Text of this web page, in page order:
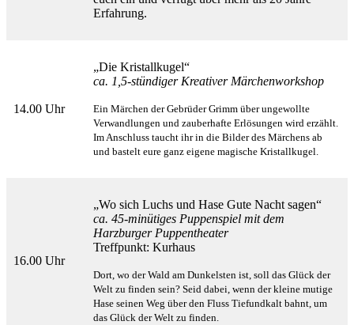
Erfahrung.
14.00 Uhr
„Die Kristallkugel“
ca. 1,5-stündiger Kreativer Märchenworkshop
Ein Märchen der Gebrüder Grimm über ungewollte
Verwandlungen und zauberhafte Erlösungen wird erzählt.
Im Anschluss taucht ihr in die Bilder des Märchens ab
und bastelt eure ganz eigene magische Kristallkugel.
16.00 Uhr
„Wo sich Luchs und Hase Gute Nacht sagen“
ca. 45-minütiges Puppenspiel mit dem
Harzburger Puppentheater
Treffpunkt: Kurhaus
Dort, wo der Wald am Dunkelsten ist, soll das Glück der
Welt zu finden sein? Seid dabei, wenn der kleine mutige
Hase seinen Weg über den Fluss Tiefundkalt bahnt, um
das Glück der Welt zu finden.